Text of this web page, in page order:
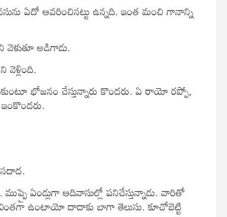
ఏదో ఆవరించినట్టు ఉన్నది. ఇంత మంచి గానాన్ని
అడిగాడు.
వెళ్లింది.
భోజనం చేస్తున్నారు కొందరు. ఏ రాయో రప్పో,
ఏండ్లుగా ఆదివాసుల్లో పనిచేస్తున్నాడు. వారితో
ఉంటాయో దాదాకు బాగా తెలుసు. కూచోబెట్టి